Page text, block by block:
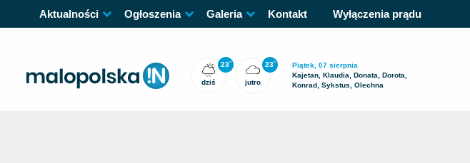
Aktualności Ogłoszenia Galeria Kontakt Wyłączenia prądu
23°
dziś
23°
jutro
Piątek, 07 sierpnia
Kajetan, Klaudia, Donata, Dorota,
Konrad, Sykstus, Olechna